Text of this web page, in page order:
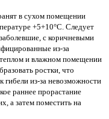
в сухом помещении
+5+10°С. Следует
с коричневыми
из-за
и влажном помещении
ростки, что
гибели из-за невозможности
раннее прорастание
а затем поместить на